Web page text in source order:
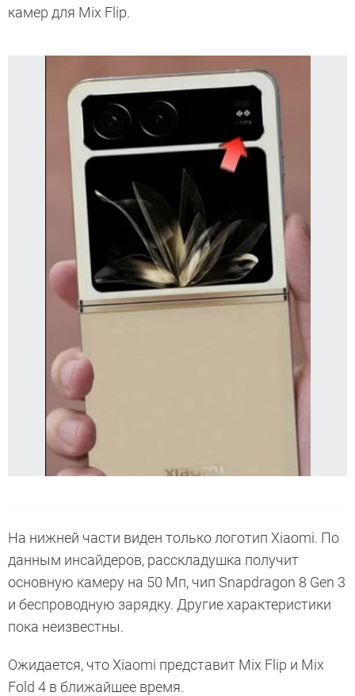
камер для Mix Flip.
На нижней части виден только логотип Xiaomi. По
данным инсайдеров, расскладушка получит
основную камеру на 50 Мп, чип Snapdragon 8 Gen 3
и беспроводную зарядку. Другие характеристики
пока неизвестны.
Ожидается, что Xiaomi представит Mix Flip и Mix
Fold 4 в ближайшее время.